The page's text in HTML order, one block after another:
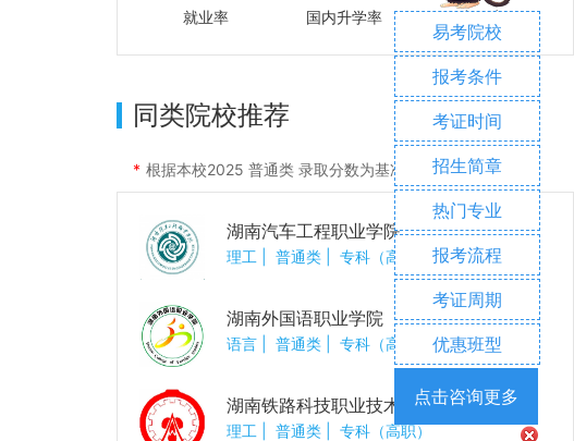
就业率 国内升学率 出国率
同类院校推荐
根据本校2025 普通类 录取分数为基准进行推荐
湖南汽车工程职业学院
理工 普通类 专科（高职）
湖南外国语职业学院
语言 普通类 专科（高职）
湖南铁路科技职业技术学院
理工 普通类 专科（高职）
易考院校
报考条件
考证时间
招生简章
热门专业
报考流程
考证周期
优惠班型
点击咨询更多